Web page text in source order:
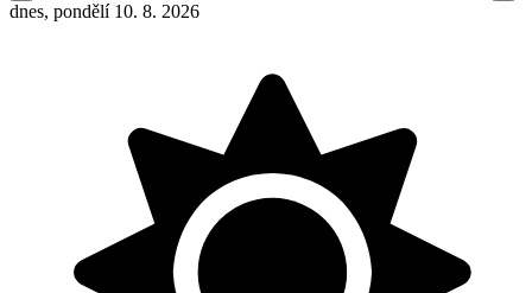
dnes, pondělí 10. 8. 2026